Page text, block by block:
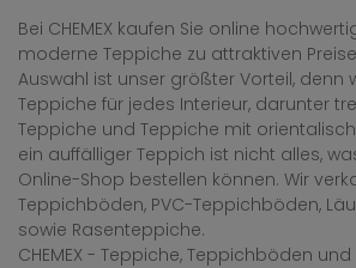
Bei CHEMEX kaufen Sie online
moderne Teppiche zu attraktiven
Auswahl ist unser größter Vorteil, denn
Teppiche für jedes Interieur, darunter
Teppiche und Teppiche mit
ein auffälliger Teppich ist nicht alles,
Online-Shop bestellen können. Wir
Teppichböden, PVC-Teppichböden,
sowie Rasenteppiche.
CHEMEX - Teppiche, Teppichböden